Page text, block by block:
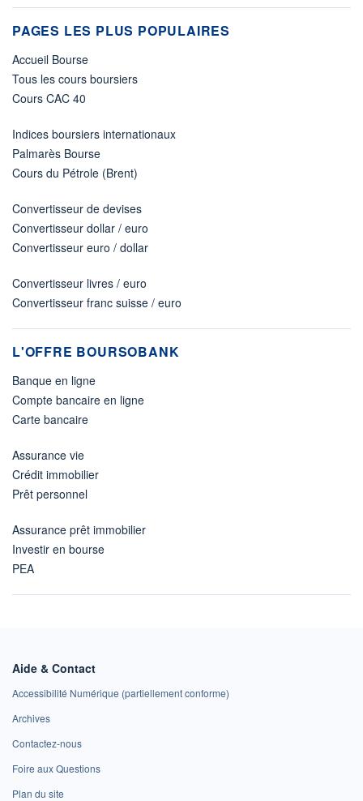
PAGES LES PLUS POPULAIRES
Accueil Bourse
Tous les cours boursiers
Cours CAC 40
Indices boursiers internationaux
Palmarès Bourse
Cours du Pétrole (Brent)
Convertisseur de devises
Convertisseur dollar / euro
Convertisseur euro / dollar
Convertisseur livres / euro
Convertisseur franc suisse / euro
L'OFFRE BOURSOBANK
Banque en ligne
Compte bancaire en ligne
Carte bancaire
Assurance vie
Crédit immobilier
Prêt personnel
Assurance prêt immobilier
Investir en bourse
PEA
Aide & Contact
Accessibilité Numérique (partiellement conforme)
Archives
Contactez-nous
Foire aux Questions
Plan du site